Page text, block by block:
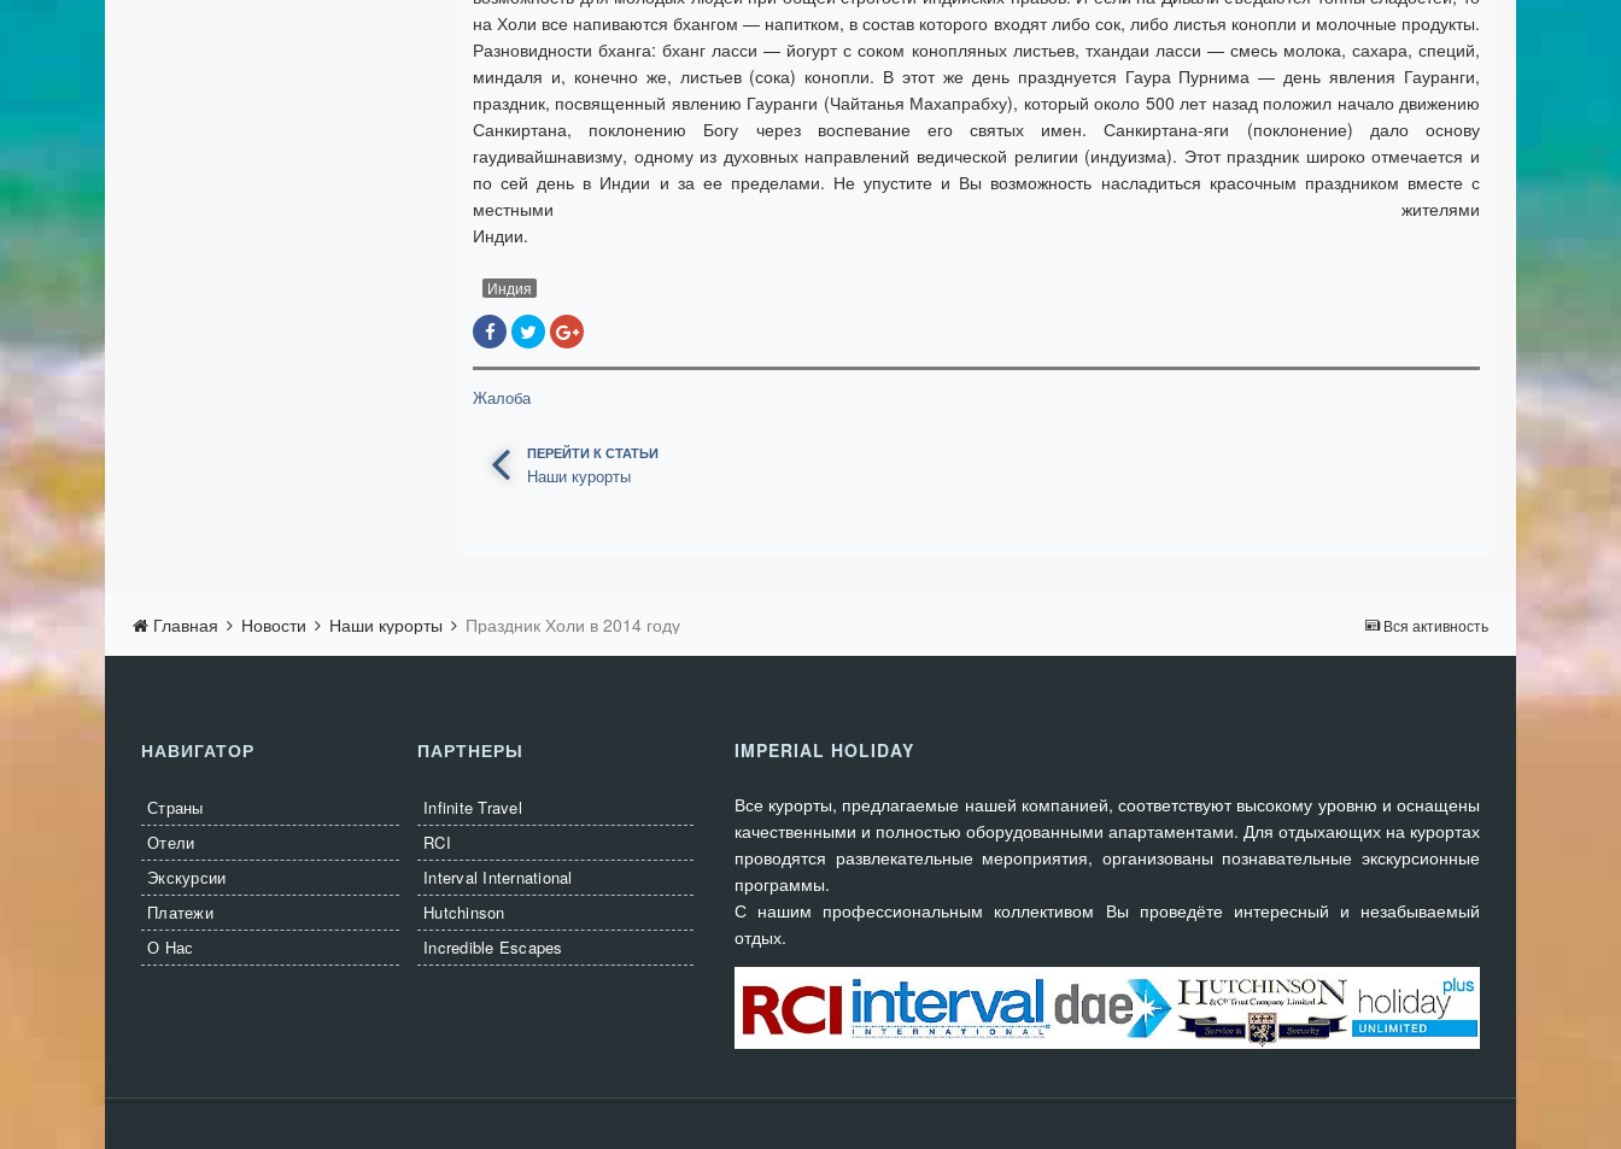
на Холи все напиваются бхангом — напитком, в состав которого входят либо сок, либо листья конопли и молочные продукты.
Разновидности бханга: бханг ласси — йогурт с соком конопляных листьев, тхандаи ласси — смесь молока, сахара, специй,
миндаля и, конечно же, листьев (сока) конопли. В этот же день празднуется Гаура Пурнима — день явления Гауранги,
праздник, посвященный явлению Гауранги (Чайтанья Махапрабху), который около 500 лет назад положил начало движению
Санкиртана, поклонению Богу через воспевание его святых имен. Санкиртана-яги (поклонение) дало основу
гаудивайшнавизму, одному из духовных направлений ведической религии (индуизма). Этот праздник широко отмечается и
по сей день в Индии и за ее пределами. Не упустите и Вы возможность насладиться красочным праздником вместе с
местными жителями
Индии.
Индия
Жалоба
ПЕРЕЙТИ К СТАТЬИ
Наши курорты
Вся активность
Главная Новости Наши курорты Праздник Холи в 2014 году
НАВИГАТОР
Страны
Отели
Экскурсии
Платежи
О Нас
ПАРТНЕРЫ
Infinite Travel
RCI
Interval International
Hutchinson
Incredible Escapes
IMPERIAL HOLIDAY
Все курорты, предлагаемые нашей компанией, соответствуют высокому уровню и оснащены
качественными и полностью оборудованными апартаментами. Для отдыхающих на курортах
проводятся развлекательные мероприятия, организованы познавательные экскурсионные
программы.
С нашим профессиональным коллективом Вы проведёте интересный и незабываемый
отдых.